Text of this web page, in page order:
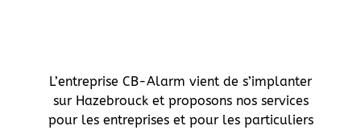
L’entreprise CB-Alarm vient de s’implanter
sur Hazebrouck et proposons nos services
pour les entreprises et pour les particuliers